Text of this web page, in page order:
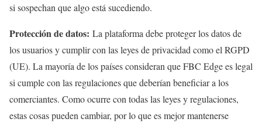
si sospechan que algo está sucediendo.
Protección de datos: La plataforma debe proteger los datos de
los usuarios y cumplir con las leyes de privacidad como el RGPD
(UE). La mayoría de los países consideran que FBC Edge es legal
si cumple con las regulaciones que deberían beneficiar a los
comerciantes. Como ocurre con todas las leyes y regulaciones,
estas cosas pueden cambiar, por lo que es mejor mantenerse